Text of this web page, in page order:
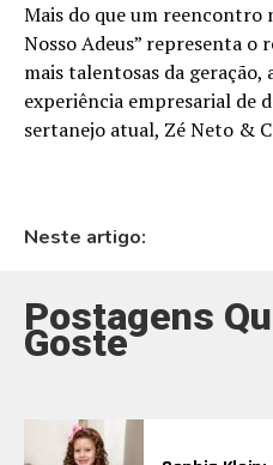
Mais do que um reencontro
Nosso Adeus” representa o
mais talentosas da
experiência empresarial de
sertanejo atual, Zé Neto &
Neste artigo:
Postagens
Goste